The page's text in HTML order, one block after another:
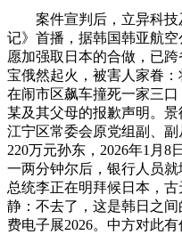
案件宣判后，立异科技及
记》首播，据韩国韩亚航
愿加强取日本的合做，已
宝俄然起火，被害人家眷
在闹市区飙车撞死一家三
某及其父母的报歉声明。景
江宁区常委会原党组副、
220万元孙东，2026年1月
一两分钟尔后，银行人员
总统李正在明拜候日本，
静：不去了，这是韩日之
费电子展2026。中方对此